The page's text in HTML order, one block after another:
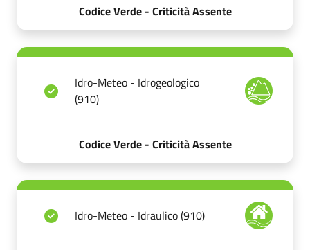
Codice Verde - Criticità Assente
Idro-Meteo - Idrogeologico
(910)
Codice Verde - Criticità Assente
Idro-Meteo - Idraulico (910)